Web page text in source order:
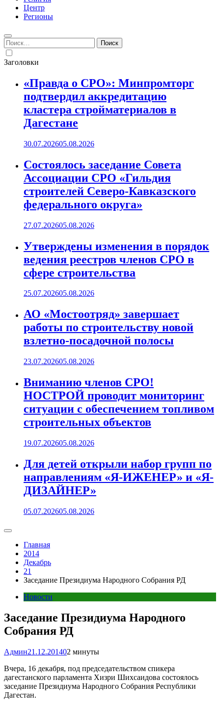
Центр
Регионы
Найти:
Заголовки
«Правда о СРО»: Минпромторг
подтвердил аккредитацию
кластера стройматериалов в
Дагестане
30.07.202605.08.2026
Состоялось заседание Совета
Ассоциации СРО «Гильдия
строителей Северо-Кавказского
федерального округа»
27.07.202605.08.2026
Утверждены изменения в порядок
ведения реестров членов СРО в
сфере строительства
25.07.202605.08.2026
АО «Мостоотряд» завершает
работы по строительству новой
взлетно-посадочной полосы
23.07.202605.08.2026
Вниманию членов СРО!
НОСТРОЙ проводит мониторинг
ситуации с обеспечением топливом
строительных объектов
19.07.202605.08.2026
Для детей открыли набор групп по
направлениям «Я-ИЖЕНЕР» и «Я-
ДИЗАЙНЕР»
05.07.202605.08.2026
Главная
2014
Декабрь
21
Заседание Президиума Народного Собрания РД
Новости
Заседание Президиума Народного
Собрания РД
Админ21.12.201402 минуты
Вчера, 16 декабря, под председательством спикера
дагестанского парламента Хизри Шихсаидова состоялось
заседание Президиума Народного Собрания Республики
Дагестан.